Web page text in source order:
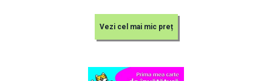
Vezi cel mai mic preț